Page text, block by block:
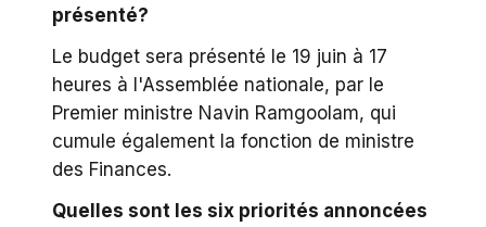
présenté?
Le budget sera présenté le 19 juin à 17
heures à l'Assemblée nationale, par le
Premier ministre Navin Ramgoolam, qui
cumule également la fonction de ministre
des Finances.
Quelles sont les six priorités annoncées